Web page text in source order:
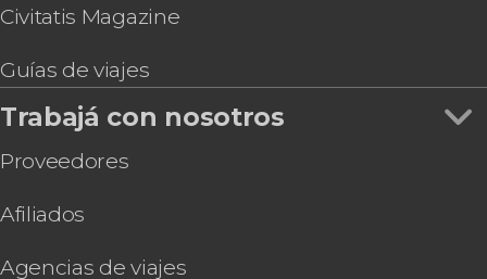
Civitatis Magazine
Guías de viajes
Trabajá con nosotros
Proveedores
Afiliados
Agencias de viajes